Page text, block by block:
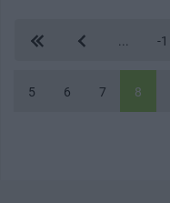
-1
5 6 7 8